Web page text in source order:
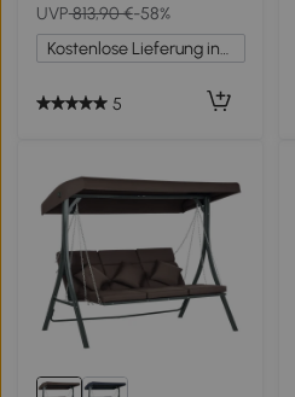
cm x 88 cm, Hellgrau
UVP813,90 €-58%
Kostenlose Lieferung innerhalb Deutschlands
5